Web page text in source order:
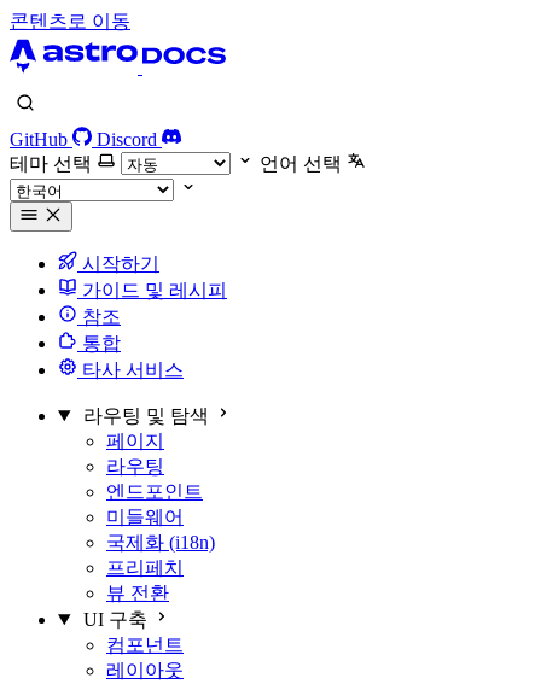
콘텐츠로 이동
GitHub
Discord
테마 선택
언어 선택
시작하기
가이드 및 레시피
참조
통합
타사 서비스
라우팅 및 탐색
페이지
라우팅
엔드포인트
미들웨어
국제화 (i18n)
프리페치
뷰 전환
UI 구축
컴포넌트
레이아웃